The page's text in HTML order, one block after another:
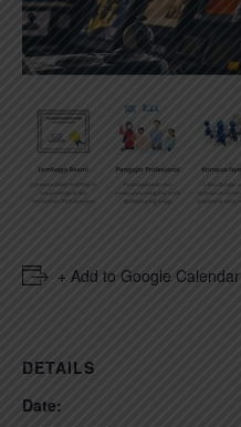
+ Add to Google Calendar
DETAILS
Date: